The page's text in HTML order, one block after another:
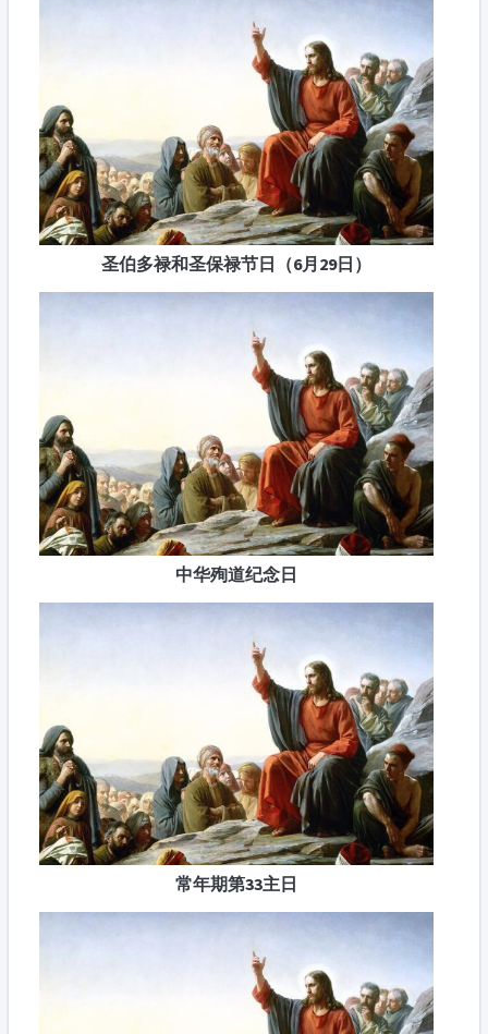
圣伯多禄和圣保禄节日（6月29日）
中华殉道纪念日
常年期第33主日